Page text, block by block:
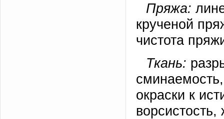
Пряжа:
крученой
чистота
Ткань:
окраски к
ворсистость,